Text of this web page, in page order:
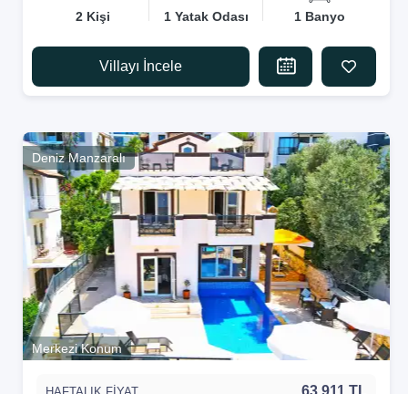
2 Kişi 1 Yatak Odası 1 Banyo
Villayı İncele
Deniz Manzaralı
Merkezi Konum